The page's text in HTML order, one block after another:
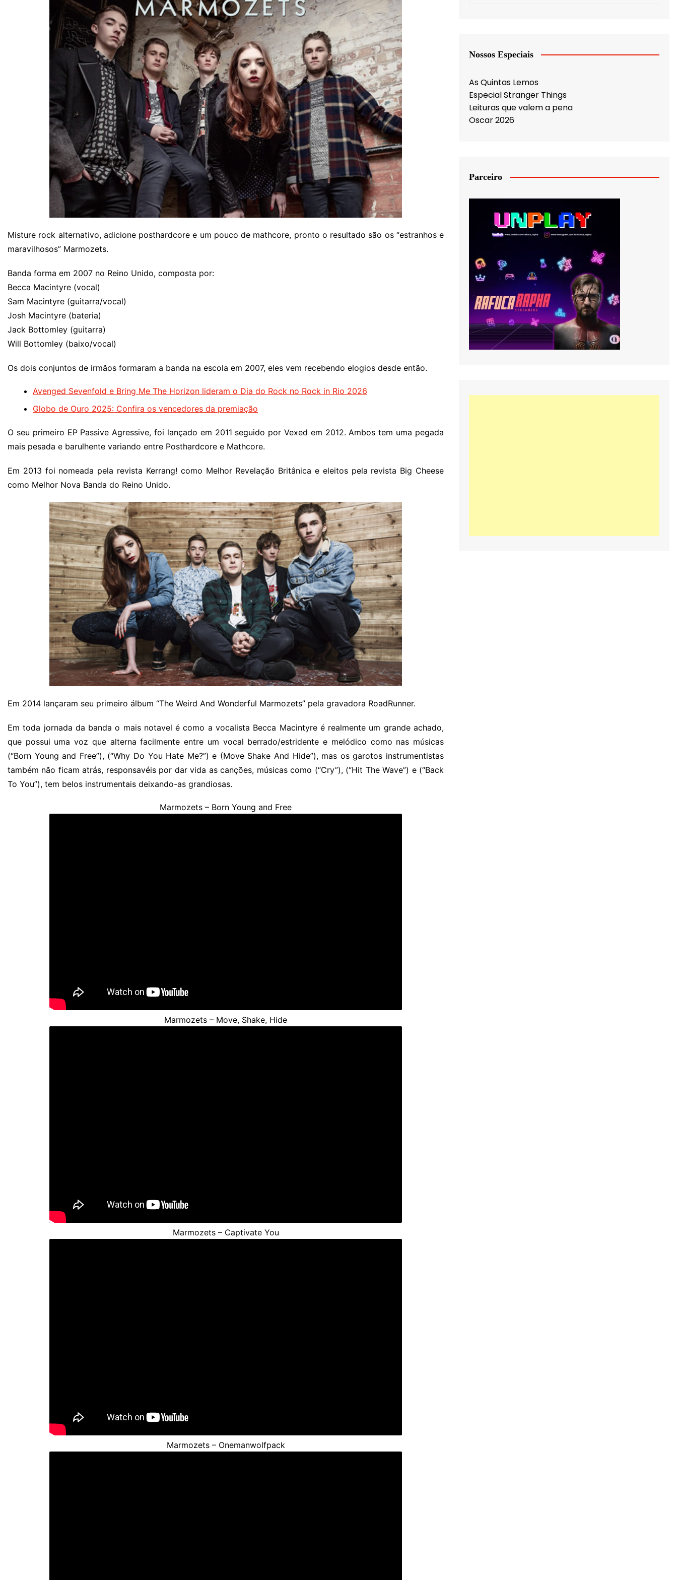
Misture rock alternativo, adicione posthardcore e um pouco de mathcore, pronto o resultado são os “estranhos e
maravilhosos” Marmozets.
Banda forma em 2007 no Reino Unido, composta por:
Becca Macintyre (vocal)
Sam Macintyre (guitarra/vocal)
Josh Macintyre (bateria)
Jack Bottomley (guitarra)
Will Bottomley (baixo/vocal)
Os dois conjuntos de irmãos formaram a banda na escola em 2007, eles vem recebendo elogios desde então.
Avenged Sevenfold e Bring Me The Horizon lideram o Dia do Rock no Rock in Rio 2026
Globo de Ouro 2025: Confira os vencedores da premiação
O seu primeiro EP Passive Agressive, foi lançado em 2011 seguido por Vexed em 2012. Ambos tem uma pegada
mais pesada e barulhente variando entre Posthardcore e Mathcore.
Em 2013 foi nomeada pela revista Kerrang! como Melhor Revelação Britânica e eleitos pela revista Big Cheese
como Melhor Nova Banda do Reino Unido.
Em 2014 lançaram seu primeiro álbum “The Weird And Wonderful Marmozets” pela gravadora RoadRunner.
Em toda jornada da banda o mais notavel é como a vocalista Becca Macintyre é realmente um grande achado,
que possui uma voz que alterna facilmente entre um vocal berrado/estridente e melódico como nas músicas
(“Born Young and Free”), (“Why Do You Hate Me?”) e (Move Shake And Hide”), mas os garotos instrumentistas
também não ficam atrás, responsavéis por dar vida as canções, músicas como (“Cry”), (“Hit The Wave”) e (“Back
To You”), tem belos instrumentais deixando-as grandiosas.
Marmozets – Born Young and Free
Marmozets – Move, Shake, Hide
Marmozets – Captivate You
Marmozets – Onemanwolfpack
Nossos Especiais
As Quintas Lemos
Especial Stranger Things
Leituras que valem a pena
Oscar 2026
Parceiro